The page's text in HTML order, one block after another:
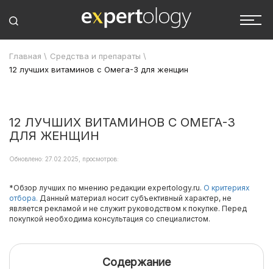
Главная \ Средства и препараты \
12 лучших витаминов с Омега-3 для женщин
12 ЛУЧШИХ ВИТАМИНОВ С ОМЕГА-3
ДЛЯ ЖЕНЩИН
Обновлено: 27.02.2025, просмотров:
*Обзор лучших по мнению редакции expertology.ru. О критериях
отбора. Данный материал носит субъективный характер, не
является рекламой и не служит руководством к покупке. Перед
покупкой необходима консультация со специалистом.
Содержание